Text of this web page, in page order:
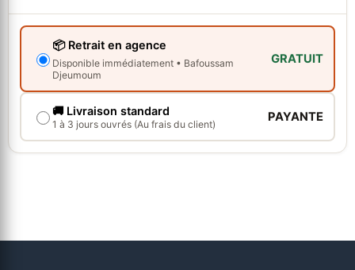
📦 Retrait en agence
Disponible immédiatement • Bafoussam
Djeumoum
GRATUIT
🚚 Livraison standard
1 à 3 jours ouvrés (Au frais du client) PAYANTE